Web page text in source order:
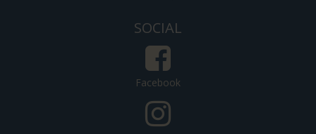
SOCIAL
Facebook